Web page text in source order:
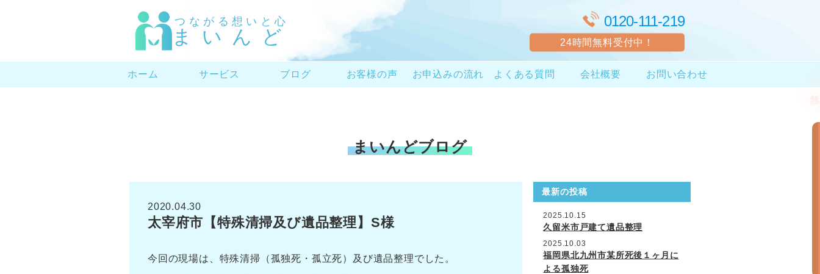
つながる想いと心
まいんど
0120-111-219
24時間無料受付中！
ホーム サービス ブログ お客様の声 お申込みの流れ よくある質問 会社概要 お問い合わせ
まいんどブログ
2020.04.30
太宰府市【特殊清掃及び遺品整理】S様
今回の現場は、特殊清掃（孤独死・孤立死）及び遺品整理でした。
最新の投稿
2025.10.15
久留米市戸建て遺品整理
2025.10.03
福岡県北九州市某所死後１ヶ月に
よる孤独死